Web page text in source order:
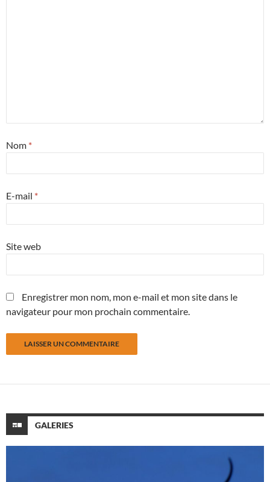
Nom *
E-mail *
Site web
Enregistrer mon nom, mon e-mail et mon site dans le
navigateur pour mon prochain commentaire.
GALERIES